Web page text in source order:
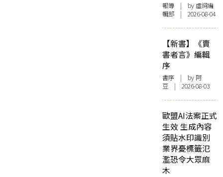
報導 | by 虛詞編
輯部 | 2026-08-04
【新書】《賣
書者言》編輯
序
書序 | by 阿
豆 | 2026-08-03
歐盟AI法案正式
生效 生成內容
須貼水印識別
業界憂標籤氾
濫恐令大眾麻
木